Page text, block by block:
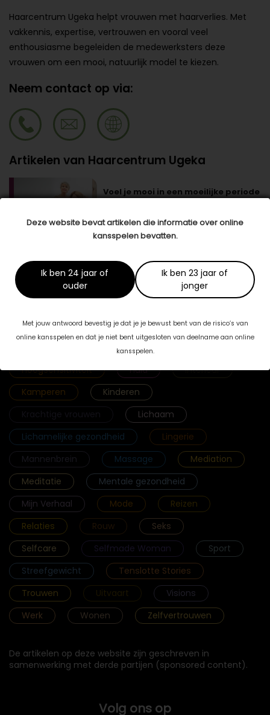
Deze website bevat artikelen die informatie over online
kansspelen bevatten.
Ik ben 24 jaar of
ouder
Ik ben 23 jaar of
jonger
Met jouw antwoord bevestig je dat je je bewust bent van de risico’s van
online kansspelen en dat je niet bent uitgesloten van deelname aan online
kansspelen.
Haarcentrum Ugeka helpt vrouwen met haarverlies. Met
vakkennis, expertise, vertrouwen en vooral veel
enthousiasme begeleiden de medewerksters deze
vrouwen om een mooi, natuurlijk model te kiezen.
Neem contact op via:
Artikelen van Haarcentrum Ugeka
Voel je mooi in een moeilijke periode
wat je nog weleens ziet bij het …lees meer >
Categorieën
Fab & Famouz Geld
Gezicht
Haar
Hoogsensitiviteit
Huid
Interieur
Kamperen
Kinderen
Lichaam
Lichamelijke gezondheid
Lingerie
Mannenbrein
Massage
Mediation
Meditatie
Mentale gezondheid
Mijn Verhaal
Mode
Reizen
Relaties
Rouw
Seks
Selfcare
Selfmade Woman
Sport
Streefgewicht
Tenslotte Stories
Trouwen
Uitvaart
Visions
Werk
Wonen Zelfvertrouwen
De artikelen op deze website zijn geschreven in
samenwerking met derde partijen (sponsored content).
Volg ons op